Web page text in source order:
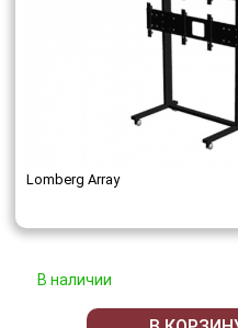
Lomberg Array
В наличии